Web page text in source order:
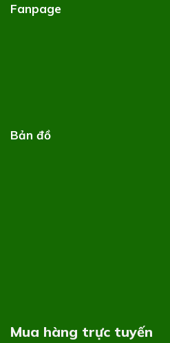
Fanpage
Bản đồ
Mua hàng trực tuyến